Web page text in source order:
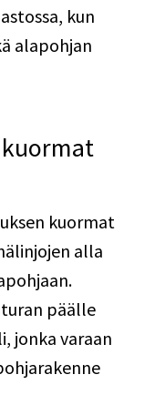
kun
alapohjan
kuormat
alla
päälle
jonka varaan